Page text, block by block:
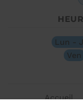
Lun -
Ven
Accueil